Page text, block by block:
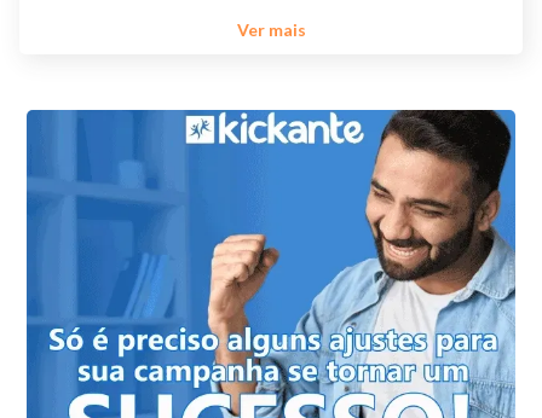
Ver mais